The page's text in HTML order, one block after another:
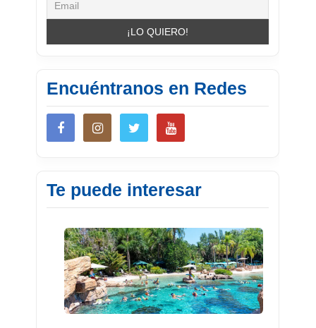
Encuéntranos en Redes
Te puede interesar